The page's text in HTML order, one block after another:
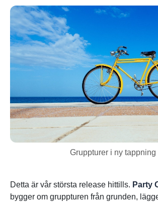
Gruppturer i ny tappning
Detta är vår största release hittills. Party
bygger om gruppturen från grunden,